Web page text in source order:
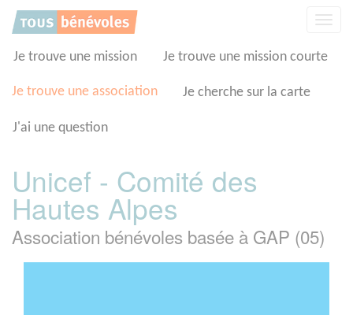
Je trouve une mission Je trouve une mission courte
Je trouve une association Je cherche sur la carte
J'ai une question
Unicef - Comité des
Hautes Alpes
Association bénévoles basée à GAP (05)
Panneau de gestion des cookies